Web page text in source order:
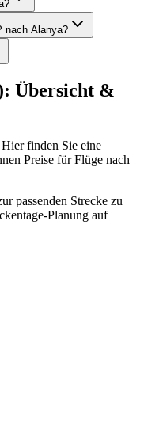
nach Alanya?
Übersicht &
finden Sie eine
Preise für Flüge nach
passenden Strecke zu
Planung auf